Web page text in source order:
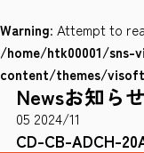
［受付時間］ 9：
お問い
Warning: Attempt to
/home/htk00001/
content/themes/
Newsお知らせ
05 2024/11
CD-CB-ADCH-